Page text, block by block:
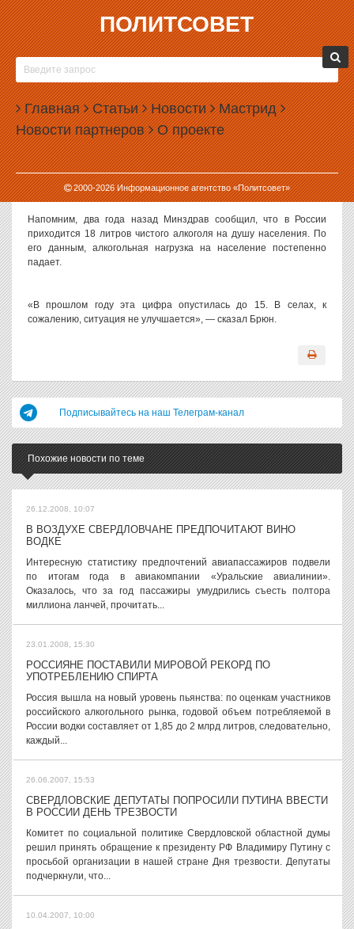
ПОЛИТСОВЕТ
Главная Статьи Новости Мастрид
Новости партнеров О проекте
2000-2026Информационное агентство «Политсовет»
17.08.2011, 13:47
ГЛАВНОМУ НАРКОЛОГУ РОССИИ ЕВГЕНИЮ
БРЮНУ КАЖЕТСЯ, ЧТО НАРОД СТАЛ МЕНЬШЕ
ПИТЬ
Количество выпитого алкоголя на душу населения в России
снизилось за год на 3 литра: с 18 литров до 15 литров. Однако в
селах пьют по-прежнему много, сообщил журналистам в среду
главный нарколог России Евгений Брюн, передает Infox.ru.
Напомним, два года назад Минздрав сообщил, что в России
приходится 18 литров чистого алкоголя на душу населения. По
его данным, алкогольная нагрузка на население постепенно
падает.
«В прошлом году эта цифра опустилась до 15. В селах, к
сожалению, ситуация не улучшается», — сказал Брюн.
Подписывайтесь на наш Телеграм-канал
Похожие новости по теме
26.12.2008, 10:07
В ВОЗДУХЕ СВЕРДЛОВЧАНЕ ПРЕДПОЧИТАЮТ ВИНО
ВОДКЕ
Интересную статистику предпочтений авиапассажиров подвели
по итогам года в авиакомпании «Уральские авиалинии».
Оказалось, что за год пассажиры умудрились съесть полтора
миллиона ланчей, прочитать...
23.01.2008, 15:30
РОССИЯНЕ ПОСТАВИЛИ МИРОВОЙ РЕКОРД ПО
УПОТРЕБЛЕНИЮ СПИРТА
Россия вышла на новый уровень пьянства: по оценкам участников
российского алкогольного рынка, годовой объем потребляемой в
России водки составляет от 1,85 до 2 млрд литров, следовательно,
каждый...
26.06.2007, 15:53
СВЕРДЛОВСКИЕ ДЕПУТАТЫ ПОПРОСИЛИ ПУТИНА ВВЕСТИ
В РОССИИ ДЕНЬ ТРЕЗВОСТИ
Комитет по социальной политике Свердловской областной думы
решил принять обращение к президенту РФ Владимиру Путину с
просьбой организации в нашей стране Дня трезвости. Депутаты
подчеркнули, что...
10.04.2007, 10:00